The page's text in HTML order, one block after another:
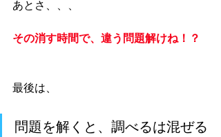
あとさ、、、
その消す時間で、違う問題解けね！？
最後は、
問題を解くと、調べるは混ぜる